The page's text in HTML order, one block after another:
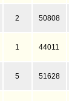
2 50808
1 44011
5 51628